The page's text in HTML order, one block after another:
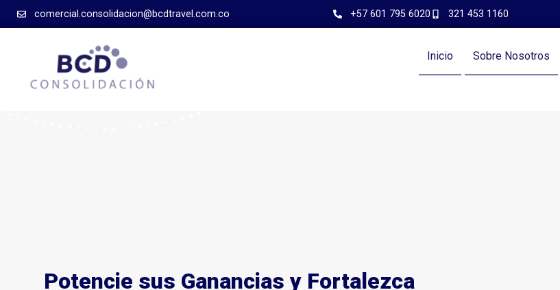
comercial.consolidacion@bcdtravel.com.co +57 601 795 6020 321 453 1160
Inicio Sobre Nosotros
Potencie sus Ganancias y Fortalezca